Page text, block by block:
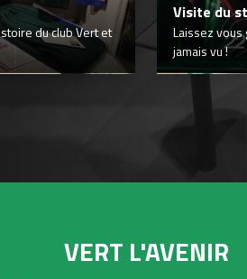
du club Vert et
Visite du
Laissez vous
jamais vu !
VERT L'AVENIR